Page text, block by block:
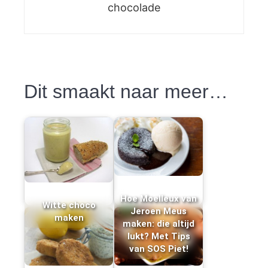
chocolade
Dit smaakt naar meer…
Witte choco
maken
Hoe Moelleux van
Jeroen Meus
maken: die altijd
lukt? Met Tips
van SOS Piet!